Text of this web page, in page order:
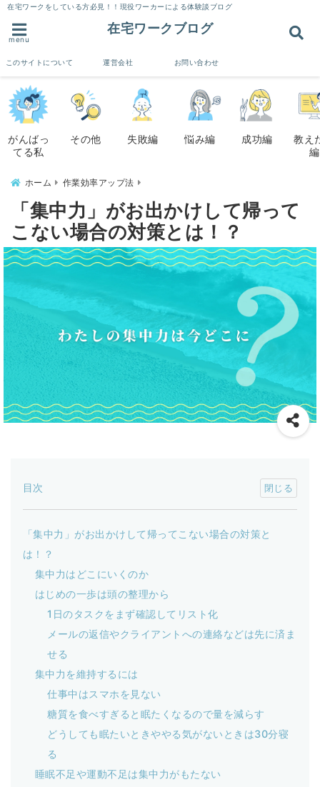
在宅ワークをしている方必見！！現役ワーカーによる体験談ブログ
menu
在宅ワークブログ
このサイトについて 運営会社 お問い合わせ
がんばっ
てる私
その他 失敗編 悩み編 成功編
教え
編
ホーム 作業効率アップ法
「集中力」がお出かけして帰って
こない場合の対策とは！？
目次
「集中力」がお出かけして帰ってこない場合の対策と
は！？
集中力はどこにいくのか
はじめの一歩は頭の整理から
1日のタスクをまず確認してリスト化
メールの返信やクライアントへの連絡などは先に済ま
せる
集中力を維持するには
仕事中はスマホを見ない
糖質を食べすぎると眠たくなるので量を減らす
どうしても眠たいときややる気がないときは30分寝
る
睡眠不足や運動不足は集中力がもたない